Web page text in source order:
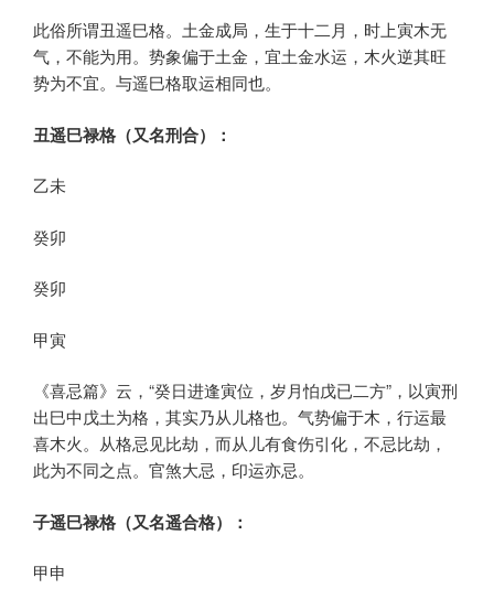
此俗所谓丑遥巳格。土金成局，生于十二月，时上寅木无
气，不能为用。势象偏于土金，宜土金水运，木火逆其旺
势为不宜。与遥巳格取运相同也。
丑遥巳禄格（又名刑合）：
乙未
癸卯
癸卯
甲寅
《喜忌篇》云，“癸日进逢寅位，岁月怕戊已二方”，以寅刑
出巳中戊土为格，其实乃从儿格也。气势偏于木，行运最
喜木火。从格忌见比劫，而从儿有食伤引化，不忌比劫，
此为不同之点。官煞大忌，印运亦忌。
子遥巳禄格（又名遥合格）：
甲申